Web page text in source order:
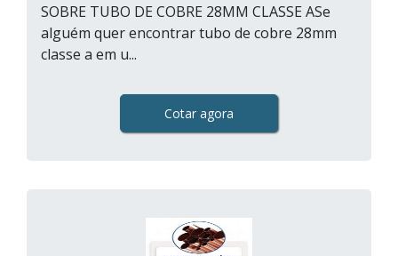
SOBRE TUBO DE COBRE 28MM CLASSE ASe
alguém quer encontrar tubo de cobre 28mm
classe a em u...
Cotar agora